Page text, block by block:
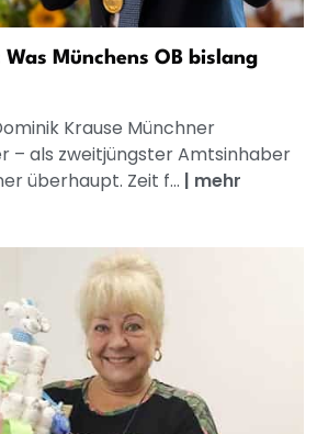
Was Münchens OB bislang
Krause Münchner
– als zweitjüngster Amtsinhaber
überhaupt. Zeit f... | mehr